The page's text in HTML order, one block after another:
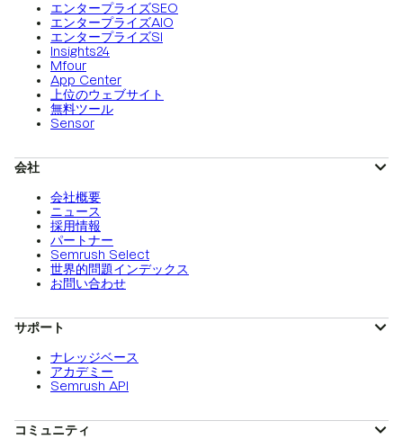
エンタープライズSEO
エンタープライズAIO
エンタープライズSI
Insights24
Mfour
App Center
上位のウェブサイト
無料ツール
Sensor
会社
会社概要
ニュース
採用情報
パートナー
Semrush Select
世界的問題インデックス
お問い合わせ
サポート
ナレッジベース
アカデミー
Semrush API
コミュニティ